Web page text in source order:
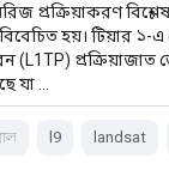
প্রক্রিয়াকরণ
হয়। টিয়ার ১-
(L1TP) প্রক্রিয়াজাত
যা …
l9 landsat